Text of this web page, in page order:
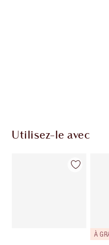
Utilisez-le avec
À